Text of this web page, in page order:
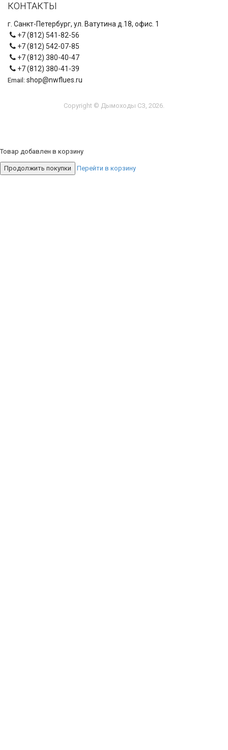
КОНТАКТЫ
г. Санкт-Петербург, ул. Ватутина д.18, офис. 1
+7 (812) 541-82-56
+7 (812) 542-07-85
+7 (812) 380-40-47
+7 (812) 380-41-39
Email: shop@nwflues.ru
Copyright © Дымоходы СЗ, 2026.
Товар добавлен в корзину
Продолжить покупки Перейти в корзину